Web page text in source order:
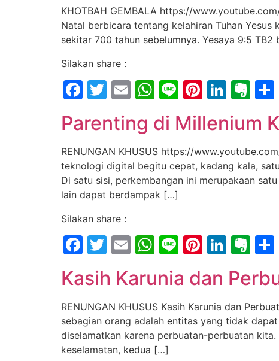
KHOTBAH GEMBALA https://
Natal berbicara tentang kelahiran Tuhan Yesus
sekitar 700 tahun sebelumnya. Yesaya 9:5
Silakan share :
Facebook
Twitter
EmailWhatsApp
LinePinterest
Parenting di Millenium
RENUNGAN KHUSUS https://
teknologi digital begitu cepat, kadang kala,
Di satu sisi, perkembangan ini merupakaan
lain dapat berdampak […]
Silakan share :
Facebook
Twitter
EmailWhatsApp
LinePinterest
Kasih Karunia dan
RENUNGAN KHUSUS Kasih Karunia dan
sebagian orang adalah entitas yang tidak
diselamatkan karena perbuatan-perbuatan
keselamatan, kedua […]